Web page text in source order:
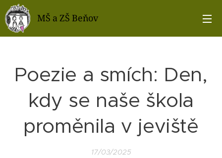
MŠ a ZŠ Beňov
Poezie a smích: Den,
kdy se naše škola
proměnila v jeviště
17/03/2025